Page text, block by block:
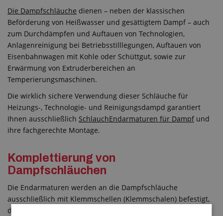
Die Dampfschläuche dienen – neben der klassischen
Beförderung von Heißwasser und gesättigtem Dampf – auch
zum Durchdämpfen und Auftauen von Technologien,
Anlagenreinigung bei Betriebsstilllegungen, Auftauen von
Eisenbahnwagen mit Kohle oder Schüttgut, sowie zur
Erwärmung von Extruderbereichen an
Temperierungsmaschinen.
Die wirklich sichere Verwendung dieser Schläuche für
Heizungs-, Technologie- und Reinigungsdampd garantiert
Ihnen ausschließlich SchlauchEndarmaturen für Dampf und
ihre fachgerechte Montage.
Komplettierung von
Dampfschläuchen
Die Endarmaturen werden an die Dampfschläuche
ausschließlich mit Klemmschellen (Klemmschalen) befestigt,
die entsprechend der Vergrößerung und Verkleinerung des